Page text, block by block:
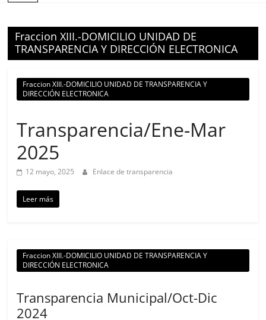
Fraccion XIII.-DOMICILIO UNIDAD DE
TRANSPARENCIA Y DIRECCIÓN ELECTRONICA
Fraccion XIII.-DOMICILIO UNIDAD DE TRANSPARENCIA Y
DIRECCIÓN ELECTRONICA
Transparencia/Ene-Mar
2025
12 mayo, 2025 Enlace de transparencia
Leer más
Fraccion XIII.-DOMICILIO UNIDAD DE TRANSPARENCIA Y
DIRECCIÓN ELECTRONICA
Transparencia Municipal/Oct-Dic
2024